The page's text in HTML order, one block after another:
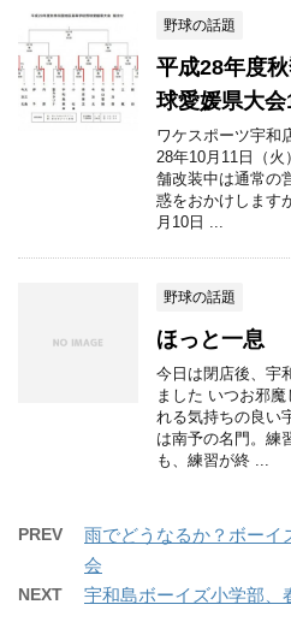
野球の話題
平成28年度
球愛媛県大
ワケスポーツ宇和
28年10月11日（
舗改装中は通常の
惑をおかけします
月10日 ...
野球の話題
ほっと一息
今日は閉店後、宇
ました いつお邪
れる気持ちの良い
は南予の名門。練
も、練習が終 ...
PREV
雨でどうなるか？ボーイ
会
NEXT 宇和島ボーイズ小学部、